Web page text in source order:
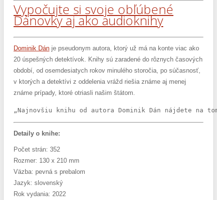
Vypočujte si svoje obľúbené
Dánovky aj ako audioknihy
Dominik Dán je pseudonym autora, ktorý už má na konte viac ako
20 úspešných detektívok. Knihy sú zaradené do rôznych časových
období, od osemdesiatych rokov minulého storočia, po súčasnosť,
v ktorých a detektívi z oddelenia vrážd riešia známe aj menej
známe prípady, ktoré otriasli našim štátom.
„Najnovšiu knihu od autora Dominik Dán nájdete na
Detaily o knihe:
Počet strán: 352
Rozmer: 130 x 210 mm
Väzba: pevná s prebalom
Jazyk: slovenský
Rok vydania: 2022